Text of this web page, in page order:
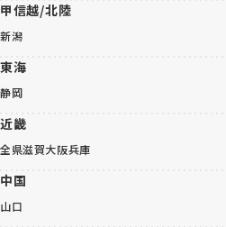
甲信越/北陸
新潟
東海
静岡
近畿
全県滋賀大阪兵庫
中国
山口